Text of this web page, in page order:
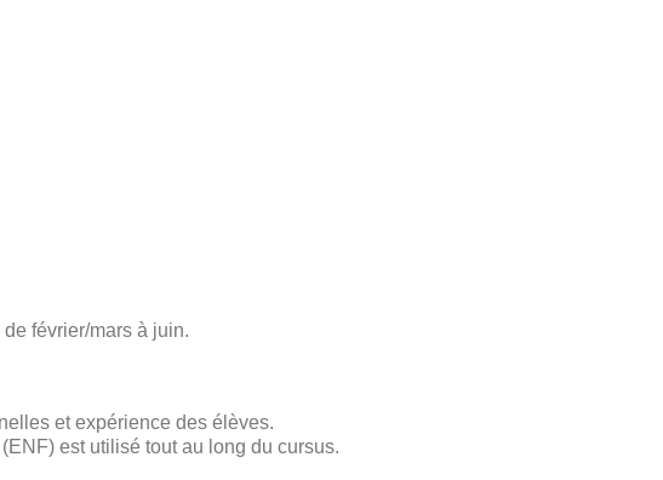
février/mars à juin.
et expérience des élèves.
est utilisé tout au long du cursus.